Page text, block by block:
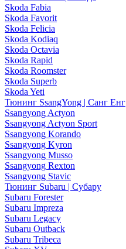
Skoda Fabia
Skoda Favorit
Skoda Felicia
Skoda Kodiaq
Skoda Octavia
Skoda Rapid
Skoda Roomster
Skoda Superb
Skoda Yeti
Тюнинг SsangYong | Санг Енг
Ssangyong Actyon
Ssangyong Actyon Sport
Ssangyong Korando
Ssangyong Kyron
Ssangyong Musso
Ssangyong Rexton
Ssangyong Stavic
Тюнинг Subaru | Субару
Subaru Forester
Subaru Impreza
Subaru Legacy
Subaru Outback
Subaru Tribeca